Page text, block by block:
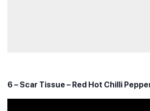
6 – Scar Tissue – Red Hot Chilli